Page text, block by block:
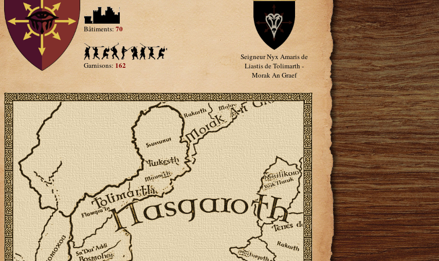
Bâtiments: 70
Garnisons: 162
Seigneur Nyx Amaris de
Liastis de Tolimarth -
Morak An Graef